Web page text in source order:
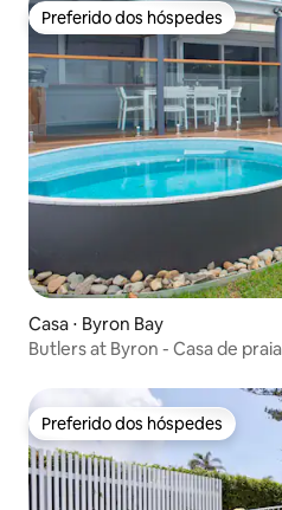
Preferido dos hóspedes
Preferido dos hóspedes
Casa ⋅ Byron Bay
Butlers at Byron - Casa de
Preferido dos hóspedes
Preferido dos hóspedes